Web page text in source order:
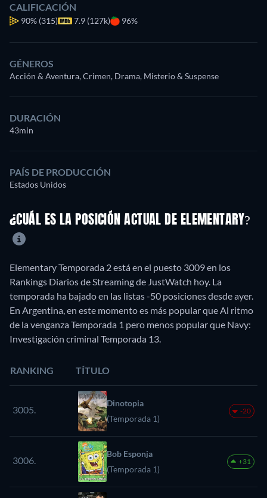
CALIFICACIÓN
90% (315) 7.9 (127k) 96%
GÉNEROS
Acción & Aventura, Crimen, Drama, Misterio & Suspense
DURACIÓN
43min
PAÍS DE PRODUCCIÓN
Estados Unidos
¿CUÁL ES LA POSICIÓN ACTUAL DE ELEMENTARY?
Elementary Temporada 2 está en el puesto 3009 en los
Rankings Diarios de Streaming de JustWatch hoy. La
temporada ha bajado en las listas -50 posiciones desde ayer.
En Argentina, en este momento es más popular que Al ritmo
de la venganza Temporada 1 pero menos popular que Navy:
Investigación criminal Temporada 13.
RANKING TÍTULO
3005.
Dinotopia
(Temporada 1)
-20
3006.
Bob Esponja
(Temporada 1)
+31